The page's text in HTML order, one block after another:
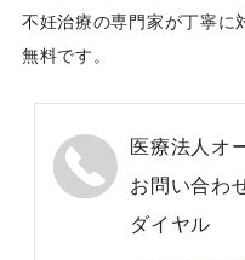
不妊治療の専門家が丁寧に
無料です。
医療法人オ
お問い合わ
ダイヤル